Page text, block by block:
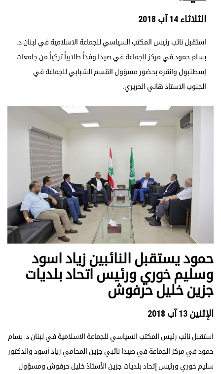
الثلاثاء 14 آب 2018
استقبل نائب رئيس المكتب السياسي للجماعة الاسلامية في لبنان د.
بسام حمود في مركز الجماعة في صيدا وفداً طلابياً تركياً من جامعات
إسطنبول وانقره بحضور مسؤول القسم الشبابي للجماعة في
الجنوب الاستاذ هاني الحريري.
حمود يستقبل النائبين زياد اسود
وسليم خوري ورئيس اتحاد بلديات
جزين خليل حرفوش
الإثنين 13 آب 2018
استقبل نائب رئيس المكتب السياسي للجماعة الاسلامية في لبنان د. بسام
حمود في مركز الجماعة في صيدا نائبي جزين المحامي زياد أسود والدكتور
سليم خوري ورئيس إتحاد بلديات جزين الأستاذ خليل حرفوش ومسؤول